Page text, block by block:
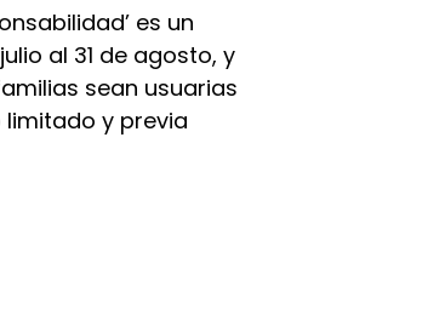
es un
al 31 de agosto, y
sean usuarias
y previa